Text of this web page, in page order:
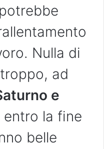
Nulla di
ad
e
entro la fine
belle